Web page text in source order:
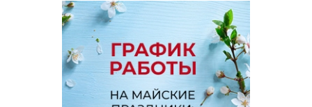
Маты гимнастические
Спортивные силовые комплексы
Канаты